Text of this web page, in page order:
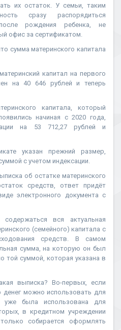
их остаток. У семьи, таким
сразу распорядиться
рождения ребенка, не
офис за сертификатом.
сумма материнского капитала
капитал на первого
на 40 646 рублей и теперь
капитала, который
начиная с 2020 года,
на 53 712,27 рублей и
указан прежний размер,
с учетом индексации.
об остатке материнского
средств, ответ придёт
электронного документа с
вся актуальная
(семейного) капитала с
средств. В самом
сумма, на которую он был
той суммой, которая указана в
выписка? Во-первых, если
денег можно использовать для
уже была использована для
в кредитном учреждении
собирается оформлять